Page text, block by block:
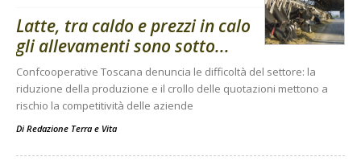
Latte, tra caldo e prezzi in calo
gli allevamenti sono sotto...
Confcooperative Toscana denuncia le difficoltà del settore: la
riduzione della produzione e il crollo delle quotazioni mettono a
rischio la competitività delle aziende
Di Redazione Terra e Vita